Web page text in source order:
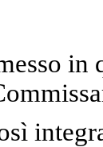
in